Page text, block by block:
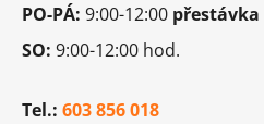
PO-PÁ: 9:00-12:00 přestávka
SO: 9:00-12:00 hod.
Tel.: 603 856 018